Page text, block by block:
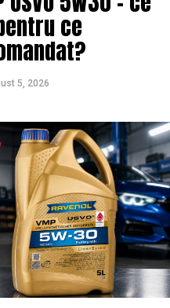
ce
5, 2026